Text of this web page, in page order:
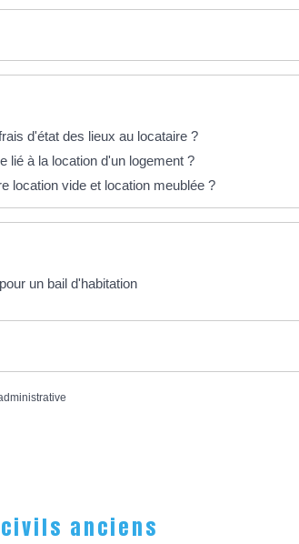
d'état des lieux au locataire ?
lié à la location d'un logement ?
location vide et location meublée ?
un bail d'habitation
anciens